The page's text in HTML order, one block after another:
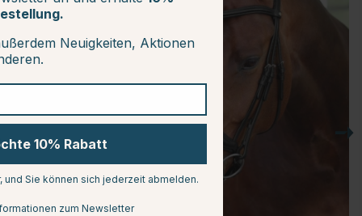
Neuigkeiten, Aktionen
10% Rabatt
Sie können sich jederzeit abmelden.
zum Newsletter